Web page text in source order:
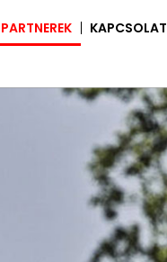
PARTNEREK KAPCSOLAT